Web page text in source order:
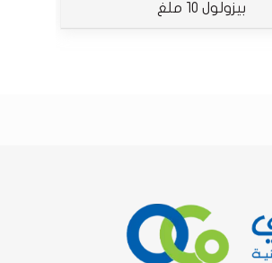
بيزولول 10 ملغ